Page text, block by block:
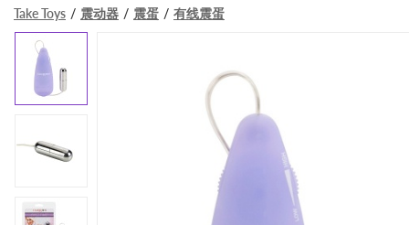
Take Toys 震动器 震蛋 有线震蛋